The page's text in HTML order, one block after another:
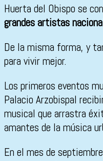
Huerta del Obispo se
grandes artistas
De la misma forma, y
para vivir mejor.
Los primeros eventos
Palacio Arzobispal
musical que arrastra
amantes de la música
En el mes de